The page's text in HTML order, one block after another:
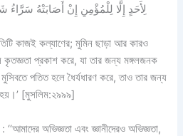
لِأَحَدٍ إِلَّا لِلْمُؤْمِنِ إِنْ أَصَابَتْهُ سَرَّاءُ
কাজই কল্যাণের; মুমিন ছাড়া আর কারও
কৃতজ্ঞতা প্রকাশ করে, যা তার জন্য মঙ্গলজনক
পতিত হলে ধৈর্যধারণ করে, তাও তার জন্য
[মুসলিম:২৯৯৯]
অভিজ্ঞতা এবং জ্ঞানীদেরও অভিজ্ঞতা,